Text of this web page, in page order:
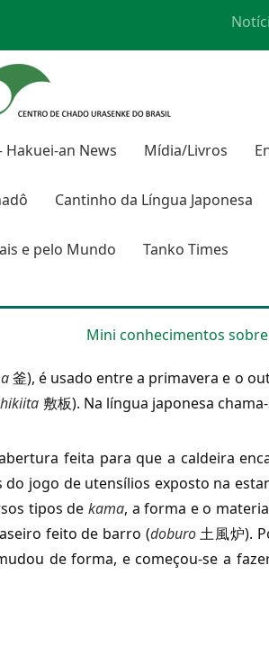
Hakuei-an News Mídia/Livros
Cantinho da Língua Japonesa
e pelo Mundo Tanko Times
Mini conhecimentos
釜), é usado entre a primavera e o
敷板). Na língua japonesa
feita para que a caldeira
do jogo de utensílios exposto na
tipos de kama, a forma e o
feito de barro (doburo土風炉).
de forma, e começou-se a